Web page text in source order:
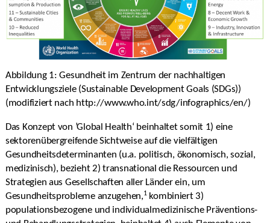
Abbildung 1: Gesundheit im Zentrum der nachhaltigen
Entwicklungsziele (Sustainable Development Goals (SDGs))
(modifiziert nach http://www.who.int/sdg/infographics/en/)
Das Konzept von ’Global Health‘ beinhaltet somit 1) eine
sektorenübergreifende Sichtweise auf die vielfältigen
Gesundheitsdeterminanten (u.a. politisch, ökonomisch, sozial,
medizinisch), bezieht 2) transnational die Ressourcen und
Strategien aus Gesellschaften aller Länder ein, um
Gesundheitsprobleme anzugehen,1kombiniert 3)
populationsbezogene und individualmedizinische Präventions-